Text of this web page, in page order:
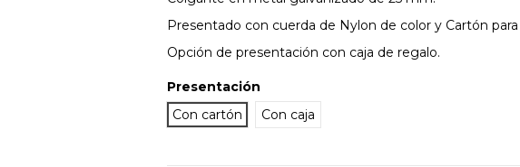
Presentado con cuerda de Nylon de color y Cartón para
Opción de presentación con caja de regalo.
Presentación
Con cartón
Con caja